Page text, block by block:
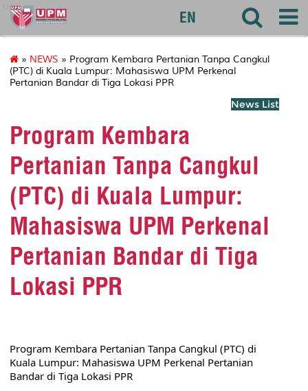
agri
EN
» NEWS » Program Kembara Pertanian Tanpa Cangkul
(PTC) di Kuala Lumpur: Mahasiswa UPM Perkenal
Pertanian Bandar di Tiga Lokasi PPR
News List
Program Kembara
Pertanian Tanpa Cangkul
(PTC) di Kuala Lumpur:
Mahasiswa UPM Perkenal
Pertanian Bandar di Tiga
Lokasi PPR
Program Kembara Pertanian Tanpa Cangkul (PTC) di
Kuala Lumpur: Mahasiswa UPM Perkenal Pertanian
Bandar di Tiga Lokasi PPR